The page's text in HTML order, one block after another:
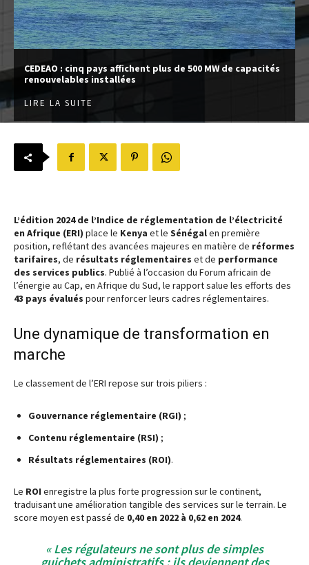
CEDEAO : cinq pays affichent plus de 500 MW de capacités
renouvelables installées
LIRE LA SUITE
L’édition 2024 de l’Indice de réglementation de l’électricité
en Afrique (ERI) place le Kenya et le Sénégalen première
position, reflétant des avancées majeures en matière de réformes
tarifaires, de résultats réglementaires et de performance
des services publics. Publié à l’occasion du Forum africain de
l’énergie au Cap, en Afrique du Sud, le rapport salue les efforts des
43 pays évalués pour renforcer leurs cadres réglementaires.
Une dynamique de transformation en
marche
Le classement de l’ERI repose sur trois piliers :
Gouvernance réglementaire (RGI) ;
Contenu réglementaire (RSI) ;
Résultats réglementaires (ROI).
Le ROI enregistre la plus forte progression sur le continent,
traduisant une amélioration tangible des services sur le terrain. Le
score moyen est passé de 0,40 en 2022 à 0,62 en 2024.
« Les régulateurs ne sont plus de simples